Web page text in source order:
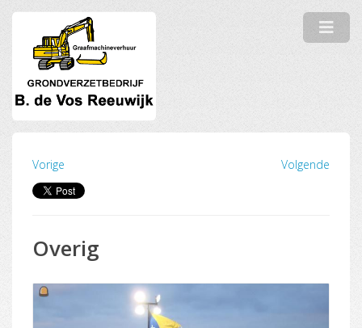
Vorige Volgende
Overig